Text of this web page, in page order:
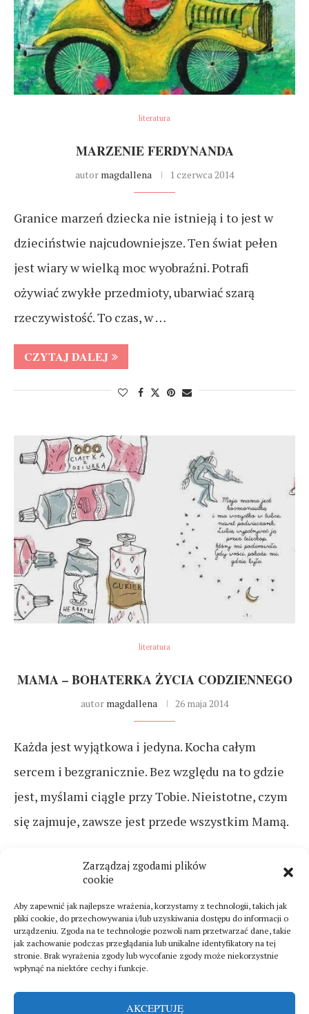
Zarządzaj zgodami plików
cookie
Aby zapewnić jak najlepsze wrażenia, korzystamy z technologii, takich jak
pliki cookie, do przechowywania i/lub uzyskiwania dostępu do informacji o
urządzeniu. Zgoda na te technologie pozwoli nam przetwarzać dane, takie
jak zachowanie podczas przeglądania lub unikalne identyfikatory na tej
stronie. Brak wyrażenia zgody lub wycofanie zgody może niekorzystnie
wpłynąć na niektóre cechy i funkcje.
AKCEPTUJĘ
literatura
MARZENIE FERDYNANDA
autor magdallena 1 czerwca 2014
Granice marzeń dziecka nie istnieją i to jest w
dzieciństwie najcudowniejsze. Ten świat pełen
jest wiary w wielką moc wyobraźni. Potrafi
ożywiać zwykłe przedmioty, ubarwiać szarą
rzeczywistość. To czas, w …
CZYTAJ DALEJ
literatura
MAMA – BOHATERKA ŻYCIA CODZIENNEGO
autor magdallena 26 maja 2014
Każda jest wyjątkowa i jedyna. Kocha całym
sercem i bezgranicznie. Bez względu na to gdzie
jest, myślami ciągle przy Tobie. Nieistotne, czym
się zajmuje, zawsze jest przede wszystkim Mamą.
CZYTAJ DALEJ